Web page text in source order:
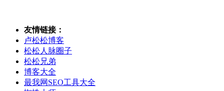
友情链接：
卢松松博客
松松人脉圈子
松松兄弟
博客大全
最我网SEO工具大全